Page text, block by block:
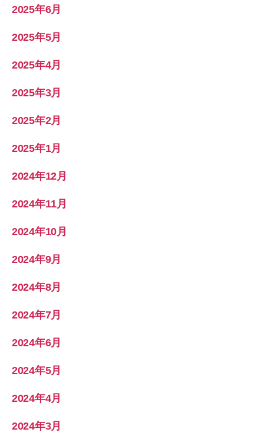
2025年6月
2025年5月
2025年4月
2025年3月
2025年2月
2025年1月
2024年12月
2024年11月
2024年10月
2024年9月
2024年8月
2024年7月
2024年6月
2024年5月
2024年4月
2024年3月